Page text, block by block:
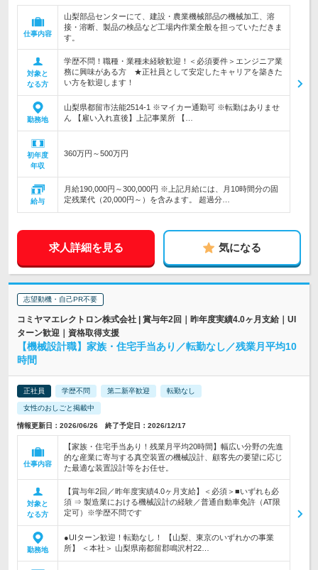
仕事内容
山梨部品センターにて、建設・農業機械部品の機械加工、溶
接・溶断、製品の検品など工場内作業全般を担っていただきま
す。
対象と
なる方
学歴不問！職種・業種未経験歓迎！＜必須要件＞エンジニア業
務に興味がある方 ★正社員として安定したキャリアを築きた
い方を歓迎します！
勤務地
山梨県都留市法能2514-1 ※マイカー通勤可 ※転勤はありませ
ん 【雇い入れ直後】上記事業所 【…
初年度
年収
360万円～500万円
給与
月給190,000円～300,000円 ※上記月給には、月10時間分の固
定残業代（20,000円～）を含みます。 超過分…
求人詳細を見る 気になる
志望動機・自己PR不要
コミヤマエレクトロン株式会社 | 賞与年2回｜昨年度実績4.0ヶ月支給｜UI
ターン歓迎｜資格取得支援
【機械設計職】家族・住宅手当あり／転勤なし／残業月平均10
時間
正社員 学歴不問 第二新卒歓迎 転勤なし
女性のおしごと掲載中
情報更新日：2026/06/26 終了予定日：2026/12/17
仕事内容
【家族・住宅手当あり！残業月平均20時間】幅広い分野の先進
的な産業に寄与する真空装置の機械設計、顧客先の要望に応じ
た最適な装置設計等をお任せ。
対象と
なる方
【賞与年2回／昨年度実績4.0ヶ月支給】＜必須＞■いずれも必
須 ⇒ 製造業における機械設計の経験／普通自動車免許（AT限
定可）※学歴不問です
勤務地
●UIターン歓迎！転勤なし！ 【山梨、東京のいずれかの事業
所】 ＜本社＞ 山梨県南都留郡鳴沢村22…